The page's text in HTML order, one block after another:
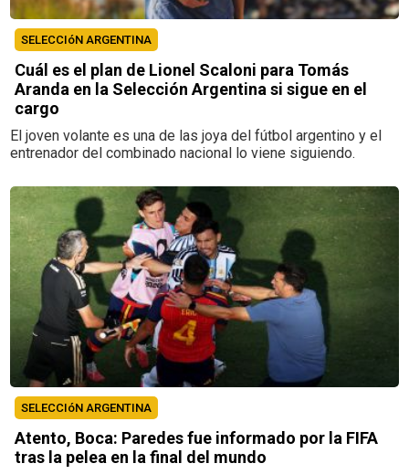
SELECCIóN ARGENTINA
Cuál es el plan de Lionel Scaloni para Tomás
Aranda en la Selección Argentina si sigue en el
cargo
El joven volante es una de las joya del fútbol argentino y el
entrenador del combinado nacional lo viene siguiendo.
SELECCIóN ARGENTINA
Atento, Boca: Paredes fue informado por la FIFA
tras la pelea en la final del mundo